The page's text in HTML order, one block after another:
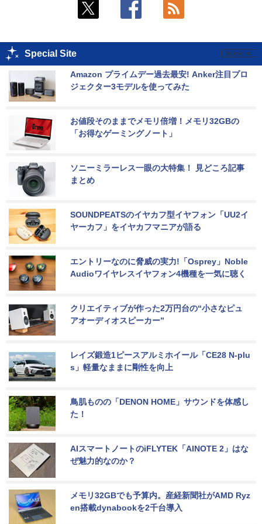
Special Site
Amazon プライムデー過去最安! Anker注目プロ
ジェクター3モデルを使ってみた
お値段そのままでメモリ倍増！メモリ32GBの
「お得なゲーミングノート」
ソニーミラーレス一眼の大特集！ 見どころ記事
まとめ
SOUNDPEATSのイヤカフ型イヤフォン「UU2イ
ヤーカフ」をイヤカフマニアが語る
エントリーなのに脅威の実力!「Osprey」Noble
Audioワイヤレスイヤフォン4機種を一気に聴く
クリエイティブが作った2万円台の“小さなピュ
アオーディオスピーカー”
レイズ鍛造1ピースアルミホイール「CE28 N-plu
s」軽量なままに剛性を向上
鳥肌ものの「DENON HOME」サウンドを体感し
た！
AIスマートノートのiFLYTEK「AINOTE 2」はな
ぜ魅力的なのか？
メモリ32GBでも予算内。産経新聞社がAMD Ryz
en搭載dynabookを2千台導入